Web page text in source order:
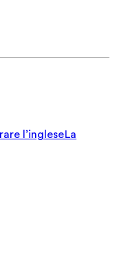
l’ingleseLa